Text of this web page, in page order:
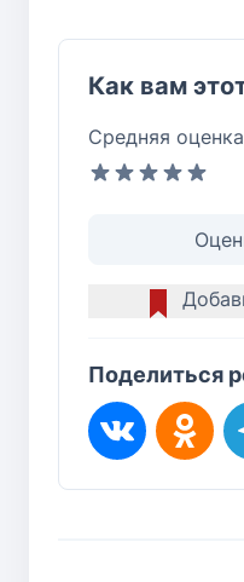
Как вам
Средняя
Поделиться